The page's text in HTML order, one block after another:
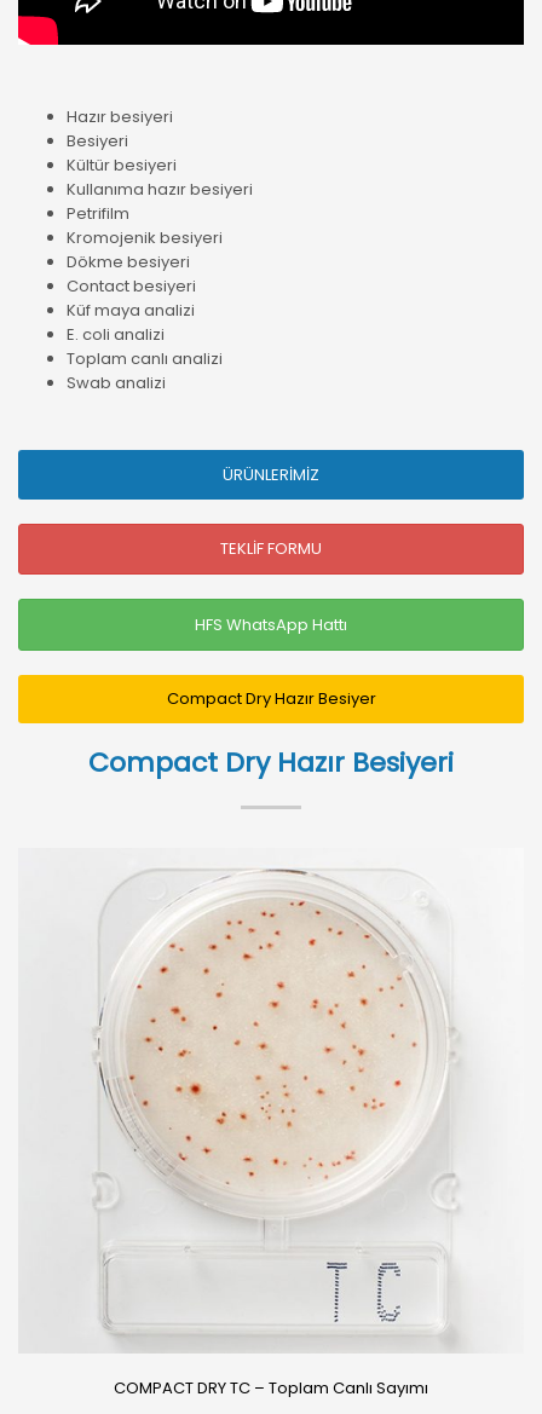
Hazır besiyeri
Besiyeri
Kültür besiyeri
Kullanıma hazır besiyeri
Petrifilm
Kromojenik besiyeri
Dökme besiyeri
Contact besiyeri
Küf maya analizi
E. coli analizi
Toplam canlı analizi
Swab analizi
ÜRÜNLERİMİZ
TEKLİF FORMU
HFS WhatsApp Hattı
Compact Dry Hazır Besiyer
Compact Dry Hazır Besiyeri
COMPACT DRY TC – Toplam Canlı Sayımı